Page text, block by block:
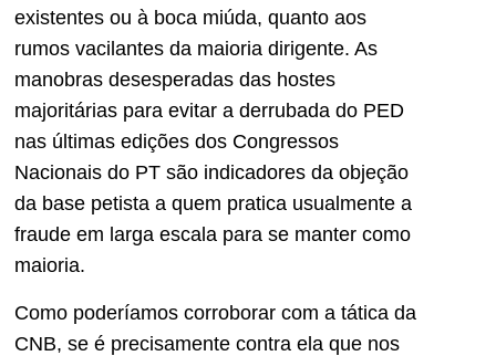
existentes ou à boca miúda, quanto aos
rumos vacilantes da maioria dirigente. As
manobras desesperadas das hostes
majoritárias para evitar a derrubada do PED
nas últimas edições dos Congressos
Nacionais do PT são indicadores da objeção
da base petista a quem pratica usualmente a
fraude em larga escala para se manter como
maioria.
Como poderíamos corroborar com a tática da
CNB, se é precisamente contra ela que nos